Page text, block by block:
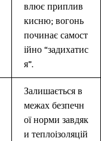
влює приплив
кисню; вогонь
починає самост
ійно “задихатис
я”.
Залишається в
межах безпечн
ої норми завдяк
и теплоізоляцій